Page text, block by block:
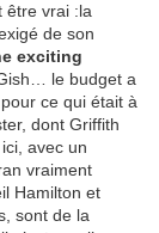
être vrai :la
de son
exciting
le budget a
ce qui était à
dont Griffith
avec un
vraiment
Hamilton et
sont de la